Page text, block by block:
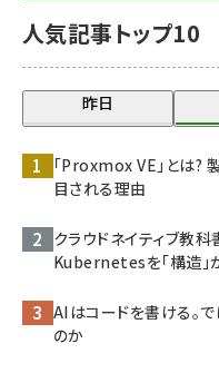
人気記事トップ10
昨日
「Proxmox VE」とは?
目される理由
クラウドネイティブ教
Kubernetesを「構造」
AIはコードを書ける。
のか